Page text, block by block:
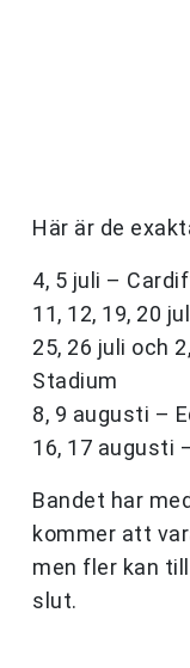
Här är de
4, 5 juli –
11, 12, 19, 20
25, 26 juli och
Stadium
8, 9 augusti –
16, 17 augusti
Bandet har
kommer att
men fler kan
slut.